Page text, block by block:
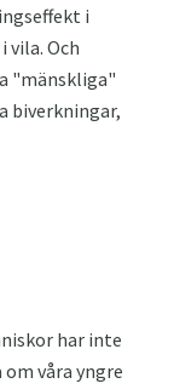
i
vila. Och
"mänskliga"
biverkningar,
har inte
våra yngre